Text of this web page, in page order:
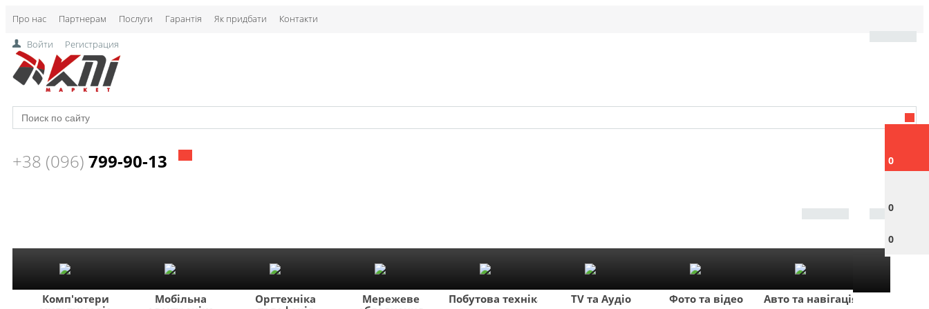
Про нас Партнерам Послуги Гарантія Як придбати Контакти
0
0
0
Войти Регистрация
+38 (096) 799-90-13
Комп'ютери
Мобільна
Оргтехніка
Мережеве
Побутова техніка TV та Аудіо Фото та відео Авто та навігація